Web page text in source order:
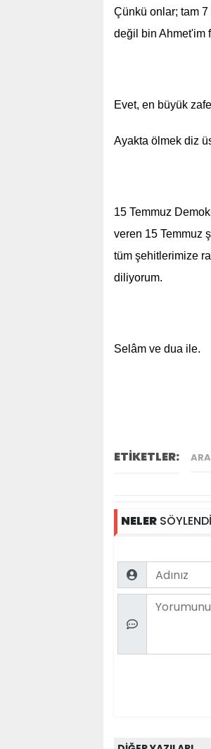
Çünkü onlar; tam 7
değil bin Ahmet'im
Evet, en büyük
Ayakta ölmek diz
15 Temmuz
veren 15 Temmuz
tüm şehitlerimize
diliyorum.
Selâm ve dua ile.
ETİKETLER:
NELER
Name
Comment